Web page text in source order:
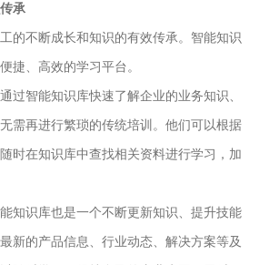
承
不断成长和知识的有效传承。智能知识
捷、高效的学习平台。
智能知识库快速了解企业的业务知识、
需再进行繁琐的传统培训。他们可以根据
时在知识库中查找相关资料进行学习，加
识库也是一个不断更新知识、提升技能
新的产品信息、行业动态、解决方案等及